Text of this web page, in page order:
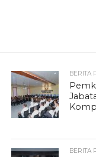
BERITA
BERITA